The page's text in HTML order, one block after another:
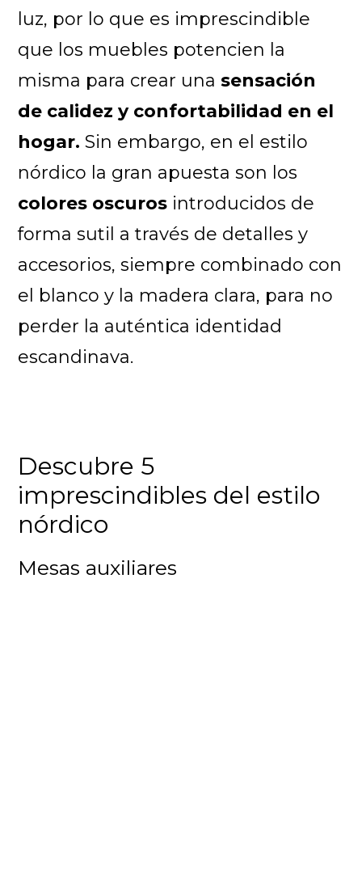
luz, por lo que es imprescindible
que los muebles potencien la
misma para crear unasensación
de calidez y confortabilidad en el
hogar.Sin embargo, en el estilo
nórdico la gran apuesta son los
colores oscuros introducidos de
forma sutil a través de detalles y
accesorios, siempre combinado con
el blanco y la madera clara, para no
perder la auténtica identidad
escandinava.
Descubre 5
imprescindibles del estilo
nórdico
Mesas auxiliares